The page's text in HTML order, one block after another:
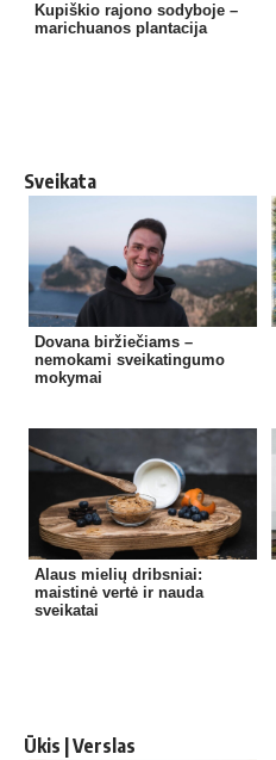
Kupiškio rajono sodyboje –
marichuanos plantacija
Sveikata
Dovana biržiečiams –
nemokami sveikatingumo
mokymai
Alaus mielių dribsniai:
maistinė vertė ir nauda
sveikatai
Ūkis | Verslas